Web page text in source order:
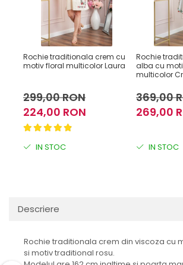
Rochie traditionala crem cu
motiv floral multicolor Laura
299,00 RON
224,00 RON
IN STOC
Rochie
alba cu
multicolor
369,00
269,00
IN STOC
Descriere
Rochie traditionala crem din viscoza cu
si motiv traditional rosu.